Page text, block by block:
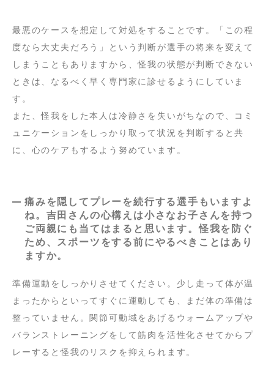
最悪のケースを想定して対処をすることです。「この程
度なら大丈夫だろう」という判断が選手の将来を変えて
しまうこともありますから、怪我の状態が判断できない
ときは、なるべく早く専門家に診せるようにしていま
す。
また、怪我をした本人は冷静さを失いがちなので、コミ
ュニケーションをしっかり取って状況を判断すると共
に、心のケアもするよう努めています。
痛みを隠してプレーを続行する選手もいますよ
ね。吉田さんの心構えは小さなお子さんを持つ
ご両親にも当てはまると思います。怪我を防ぐ
ため、スポーツをする前にやるべきことはあり
ますか。
準備運動をしっかりさせてください。少し走って体が温
まったからといってすぐに運動しても、まだ体の準備は
整っていません。関節可動域をあげるウォームアップや
バランストレーニングをして筋肉を活性化させてからプ
レーすると怪我のリスクを抑えられます。